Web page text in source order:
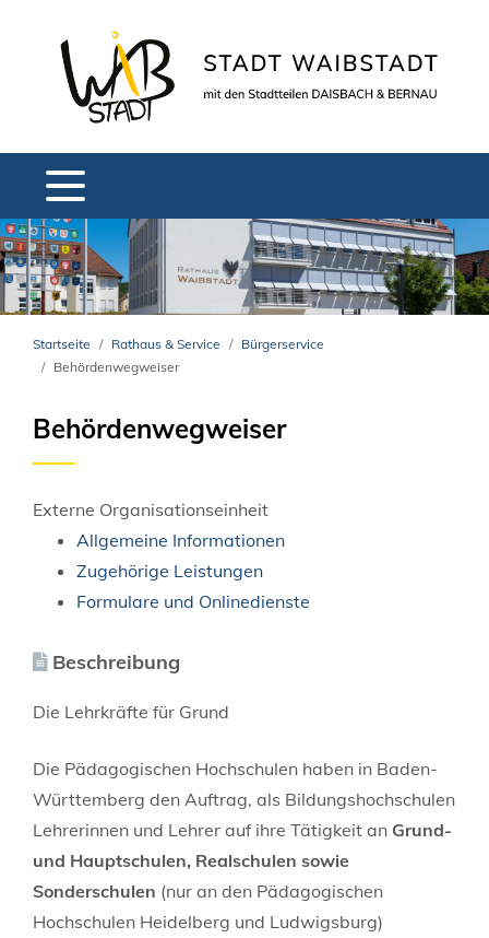
Startseite Rathaus & Service
Bürgerservice
Behördenwegweiser
Behördenwegweiser
Externe Organisationseinheit
Allgemeine Informationen
Zugehörige Leistungen
Formulare und Onlinedienste
Beschreibung
Die Lehrkräfte für Grund
Die Pädagogischen Hochschulen haben in Baden-
Württemberg den Auftrag, als Bildungshochschulen
Lehrerinnen und Lehrer auf ihre Tätigkeit an Grund-
und Hauptschulen, Realschulen sowie
Sonderschulen (nur an den Pädagogischen
Hochschulen Heidelberg und Ludwigsburg)